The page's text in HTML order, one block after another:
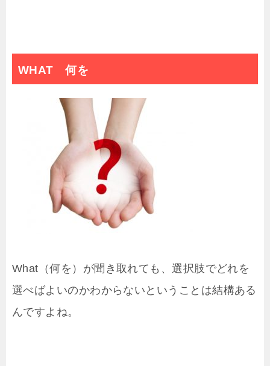
WHAT 何を
What（何を）が聞き取れても、選択肢でどれを
選べばよいのかわからないということは結構ある
んですよね。